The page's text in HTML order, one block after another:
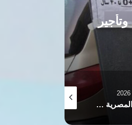
المفوضية المصرية للحقوق والحريات ترصد انتهاكات الصحافة وتوثق تضييق الخناق على الإعلام